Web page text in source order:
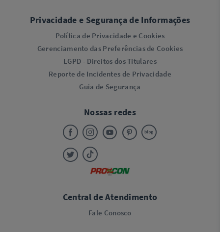
Privacidade e Segurança de Informações
Política de Privacidade e Cookies
Gerenciamento das Preferências de Cookies
LGPD - Direitos dos Titulares
Reporte de Incidentes de Privacidade
Guia de Segurança
Nossas redes
Central de Atendimento
Fale Conosco